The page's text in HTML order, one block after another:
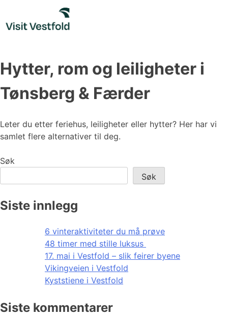
content
Hytter, rom og leiligheter i
Tønsberg & Færder
Leter du etter feriehus, leiligheter eller hytter? Her har vi
samlet flere alternativer til deg.
Søk
Søk
Siste innlegg
6 vinteraktiviteter du må prøve
48 timer med stille luksus
17. mai i Vestfold – slik feirer byene
Vikingveien i Vestfold
Kyststiene i Vestfold
Siste kommentarer